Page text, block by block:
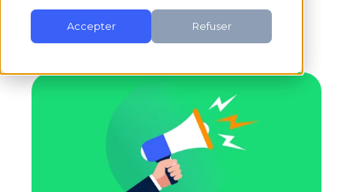
Accepter Refuser
Infolegalele 26/01/2022 14:02